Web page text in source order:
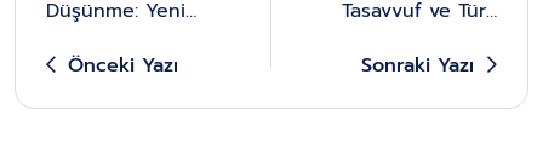
Düşünme: Yeni
Fazlası
Önceki Yazı
Tasavvuf ve Türk
Estetik Bir Ontoloji
Sonraki Yazı